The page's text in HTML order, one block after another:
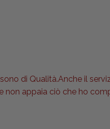
di Qualità.Anche il
non appaia ciò che ho